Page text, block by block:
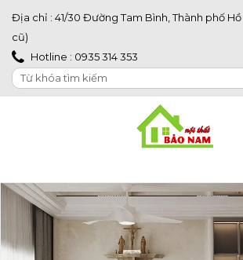
Địa chỉ : 41/30 Đường Tam Bình, Thành phố
cũ)
Hotline : 0935 314 353